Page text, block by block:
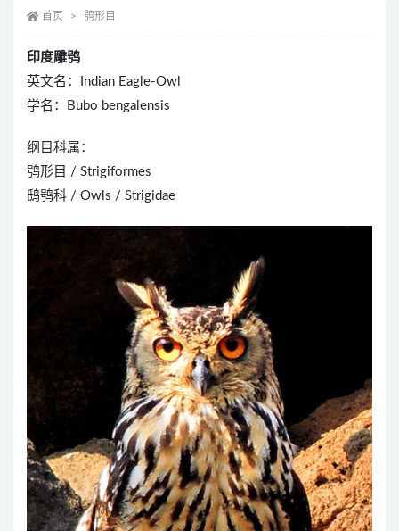
首页 鸮形目
印度雕鸮
英文名：Indian Eagle-Owl
学名：Bubo bengalensis
纲目科属：
鸮形目 / Strigiformes
鸱鸮科 / Owls / Strigidae